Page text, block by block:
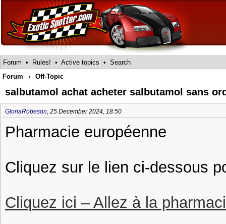
Forum • Rules! • Active topics • Search
Forum
‹ Off-Topic
salbutamol achat acheter salbutamol sans
GloriaRobeson, 25 December 2024, 18:50
Pharmacie européenne
Cliquez sur le lien ci-dessous
Cliquez ici – Allez à la